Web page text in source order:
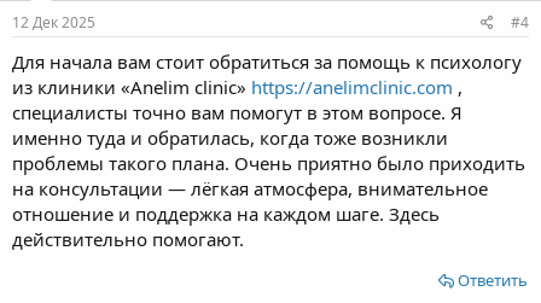
12 Дек 2025 #4
Для начала вам стоит обратиться за помощь к психологу
из клиники «Anelim clinic» https://anelimclinic.com ,
специалисты точно вам помогут в этом вопросе. Я
именно туда и обратилась, когда тоже возникли
проблемы такого плана. Очень приятно было приходить
на консультации — лёгкая атмосфера, внимательное
отношение и поддержка на каждом шаге. Здесь
действительно помогают.
Ответить